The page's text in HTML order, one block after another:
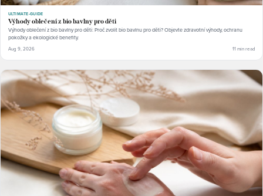
ULTIMATE-GUIDE
Výhody oblečení z bio bavlny pro děti
Výhody oblečení z bio bavlny pro děti: Proč zvolit bio bavlnu pro děti? Objevte zdravotní výhody, ochranu
pokožky a ekologické benefity.
Aug 9, 2026 11 min read